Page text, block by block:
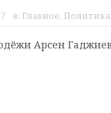
в: Главное, Политика
Арсен